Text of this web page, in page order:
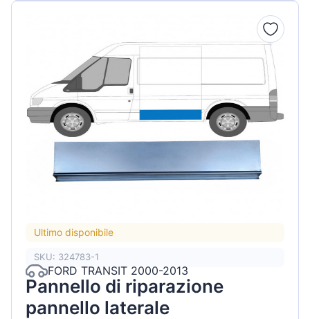
Ultimo disponibile
SKU: 324783-1
FORD TRANSIT 2000-2013
Pannello di riparazione
pannello laterale